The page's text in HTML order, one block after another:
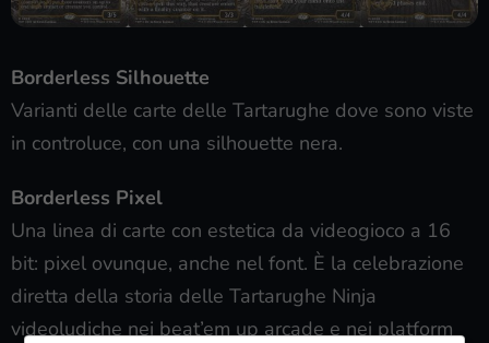
Borderless Silhouette
Varianti delle carte delle Tartarughe dove sono viste
in controluce, con una silhouette nera.
Borderless Pixel
Una linea di carte con estetica da videogioco a 16
bit: pixel ovunque, anche nel font. È la celebrazione
diretta della storia delle Tartarughe Ninja
videoludiche nei beat’em up arcade e nei platform